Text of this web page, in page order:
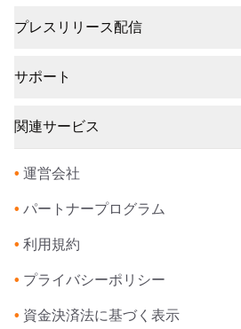
プレスリリース配信
サポート
関連サービス
• 運営会社
• パートナープログラム
• 利用規約
• プライバシーポリシー
• 資金決済法に基づく表示